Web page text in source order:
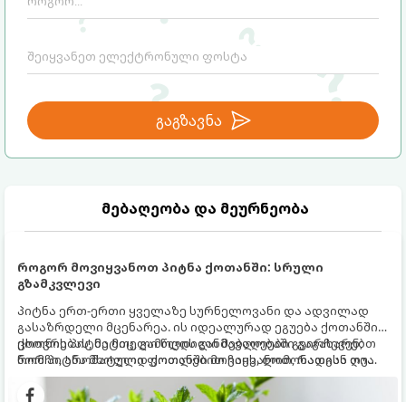
გაგზავნა
მებაღეობა და მეურნეობა
როგორ მოვიყვანოთ პიტნა ქოთანში: სრული
გზამკვლევი
პიტნა ერთ-ერთი ყველაზე სურნელოვანი და ადვილად
გასაზრდელი მცენარეა. ის იდეალურად ეგუება ქოთანში
ცხოვრებას, მეტიც, გამოცდილი მებაღეები გვირჩევენ,
რომ პიტნა მხოლოდ ქოთანში მოვიყვანოთ, რადგან ღია
გრუნტში (ბაღში) დარგვისას ის ფესვებით ძალიან
სწრაფად ვრცელდება და სხვა მცენარეებს ავიწროებს.
ქოთნის პიტნა მთელი წლის განმავლობაში გაგახარებთ
ნორჩი, არომატული ფოთლებით ჩაის, ლიმონათისა თუ
კერძებისთვის.